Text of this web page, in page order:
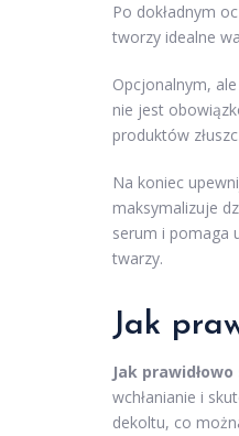
Po dokładnym
tworzy idealne
Opcjonalnym,
nie jest
produktów
Na koniec
maksymalizuje
serum i pomaga
twarzy.
Jak
Jak
wchłanianie i
dekoltu, co